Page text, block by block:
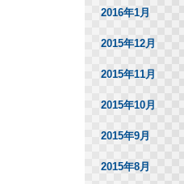
2016年1月
2015年12月
2015年11月
2015年10月
2015年9月
2015年8月